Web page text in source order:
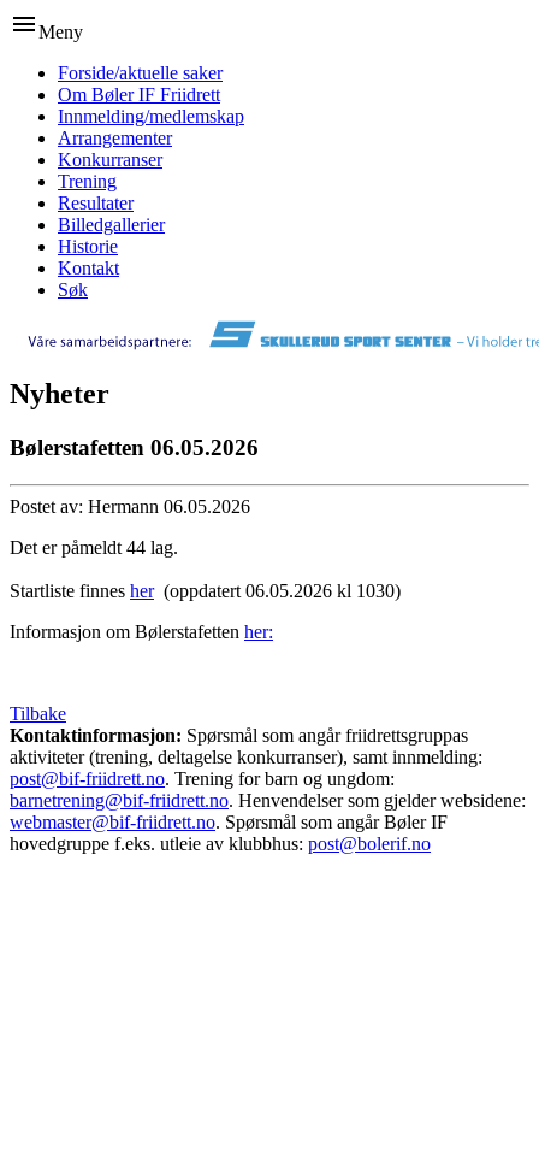
menuMeny
Forside/aktuelle saker
Om Bøler IF Friidrett
Innmelding/medlemskap
Arrangementer
Konkurranser
Trening
Resultater
Billedgallerier
Historie
Kontakt
Søk
Nyheter
Bølerstafetten 06.05.2026
Postet av: Hermann 06.05.2026
Det er påmeldt 44 lag.
Startliste finnes her(oppdatert 06.05.2026 kl 1030)
Informasjon om Bølerstafetten her:
Tilbake
Kontaktinformasjon: Spørsmål som angår friidrettsgruppas
aktiviteter (trening, deltagelse konkurranser), samt innmelding:
post@bif-friidrett.no. Trening for barn og ungdom:
barnetrening@bif-friidrett.no. Henvendelser som gjelder websidene:
webmaster@bif-friidrett.no. Spørsmål som angår Bøler IF
hovedgruppe f.eks. utleie av klubbhus: post@bolerif.no